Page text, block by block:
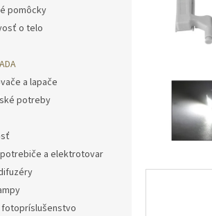
pomôcky
o telo
a lapače
potreby
a elektrotovar
fotopríslušenstvo